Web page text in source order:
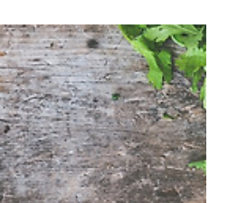
텐데요. 사실 고등어에 있는 지방질
고등어 한 마리당 제공되는 단백질
줄이고 고등어를 먹을 경우 근육량이
려 다이어트에 도움이 됩니다. (대신
서 밥이나 빵처럼 탄수화물 없이 못